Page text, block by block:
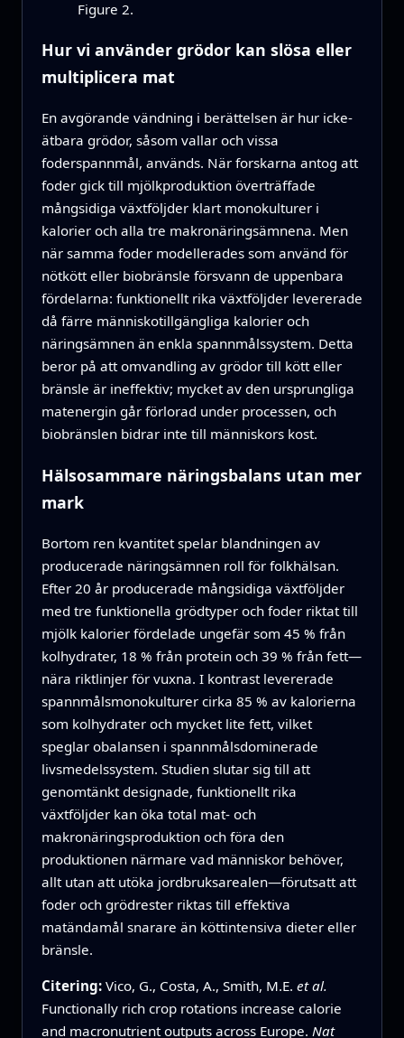
Figure 2.
Hur vi använder grödor kan slösa eller
multiplicera mat
En avgörande vändning i berättelsen är hur icke-
ätbara grödor, såsom vallar och vissa
foderspannmål, används. När forskarna antog att
foder gick till mjölkproduktion överträffade
mångsidiga växtföljder klart monokulturer i
kalorier och alla tre makronäringsämnena. Men
när samma foder modellerades som använd för
nötkött eller biobränsle försvann de uppenbara
fördelarna: funktionellt rika växtföljder levererade
då färre människotillgängliga kalorier och
näringsämnen än enkla spannmålssystem. Detta
beror på att omvandling av grödor till kött eller
bränsle är ineffektiv; mycket av den ursprungliga
matenergin går förlorad under processen, och
biobränslen bidrar inte till människors kost.
Hälsosammare näringsbalans utan mer
mark
Bortom ren kvantitet spelar blandningen av
producerade näringsämnen roll för folkhälsan.
Efter 20 år producerade mångsidiga växtföljder
med tre funktionella grödtyper och foder riktat till
mjölk kalorier fördelade ungefär som 45 % från
kolhydrater, 18 % från protein och 39 % från fett—
nära riktlinjer för vuxna. I kontrast levererade
spannmålsmonokulturer cirka 85 % av kalorierna
som kolhydrater och mycket lite fett, vilket
speglar obalansen i spannmålsdominerade
livsmedelssystem. Studien slutar sig till att
genomtänkt designade, funktionellt rika
växtföljder kan öka total mat- och
makronäringsproduktion och föra den
produktionen närmare vad människor behöver,
allt utan att utöka jordbruksarealen—förutsatt att
foder och grödrester riktas till effektiva
matändamål snarare än köttintensiva dieter eller
bränsle.
Citering: Vico, G., Costa, A., Smith, M.E. et al.
Functionally rich crop rotations increase calorie
and macronutrient outputs across Europe. Nat